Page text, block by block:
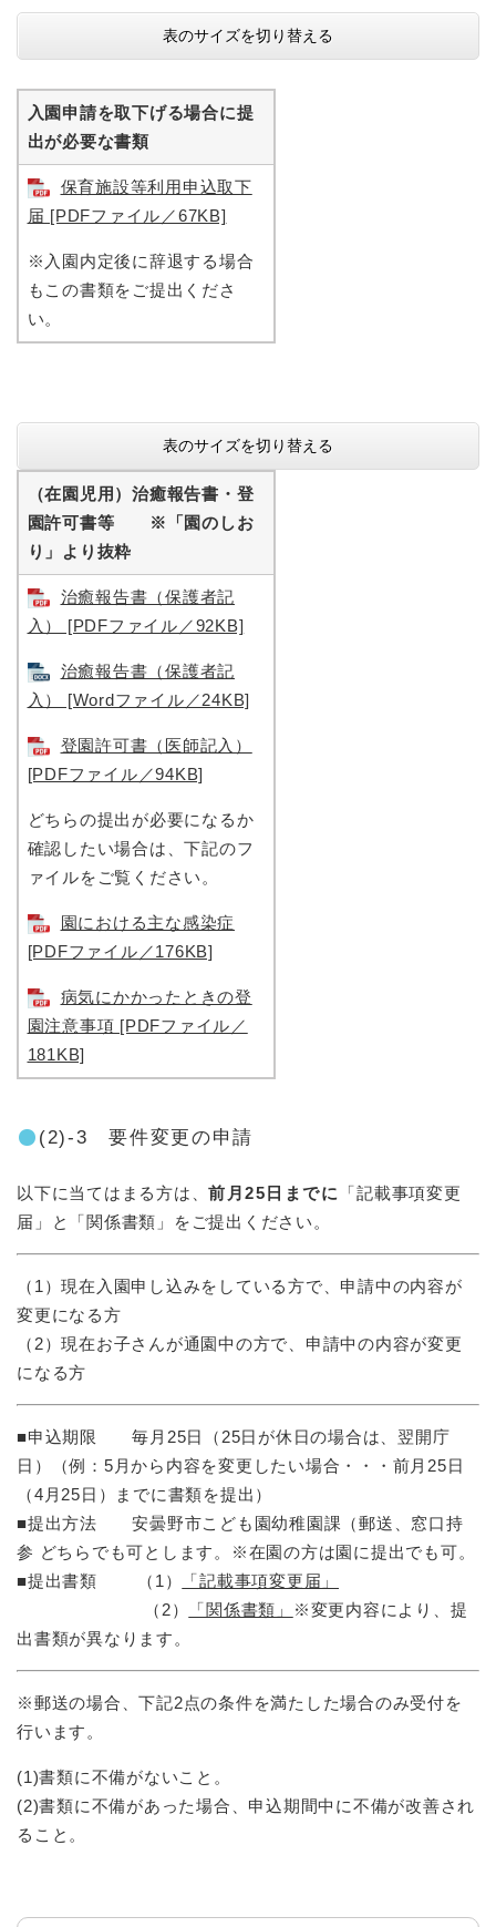
表のサイズを切り替える
入園申請を取下げる場合に提
出が必要な書類
保育施設等利用申込取下
届 [PDFファイル／67KB]
※入園内定後に辞退する場合
もこの書類をご提出くださ
い。
表のサイズを切り替える
（在園児用）治癒報告書・登
園許可書等 ※「園のしお
り」より抜粋
治癒報告書（保護者記
入） [PDFファイル／92KB]
治癒報告書（保護者記
入） [Wordファイル／24KB]
登園許可書（医師記入）
[PDFファイル／94KB]
どちらの提出が必要になるか
確認したい場合は、下記のフ
ァイルをご覧ください。
園における主な感染症
[PDFファイル／176KB]
病気にかかったときの登
園注意事項 [PDFファイル／
181KB]
(2)-3 要件変更の申請
以下に当てはまる方は、前月25日までに
「記載事項変更
届」と「関係書類」をご提出ください。
（1）現在入園申し込みをしている方で、申請中の内容が
変更になる方
（2）現在お子さんが通園中の方で、申請中の内容が変更
になる方
■申込期限 毎月25日（25日が休日の場合は、翌開庁
日）（例：5月から内容を変更したい場合・・・前月25日
（4月25日）までに書類を提出）
■提出方法 安曇野市こども園幼稚園課（郵送、窓口持
参 どちらでも可とします。※在園の方は園に提出でも可。
■提出書類 （1）
「​記載事項変更届」
（2）
「関係書類」
※変更内容により、提
出書類が異なります。
※郵送の場合、下記2点の条件を満たした場合のみ受付を
行います。
(1)書類に不備がないこと。
(2)書類に不備があった場合、申込期間中に不備が改善され
ること。